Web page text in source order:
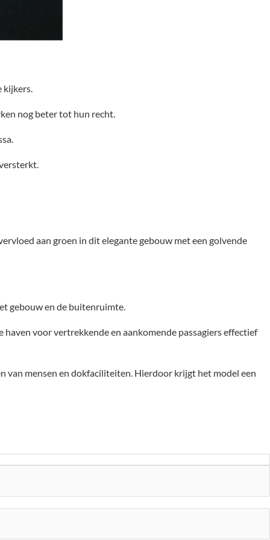
nog beter tot hun recht.
aan groen in dit elegante gebouw met een golvende
gebouw en de buitenruimte.
voor vertrekkende en aankomende passagiers effectief
van mensen en dokfaciliteiten. Hierdoor krijgt het model een